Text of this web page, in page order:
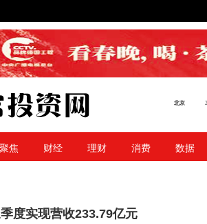
聚焦 财经 理财 消费 数据
度实现营收233.79亿元